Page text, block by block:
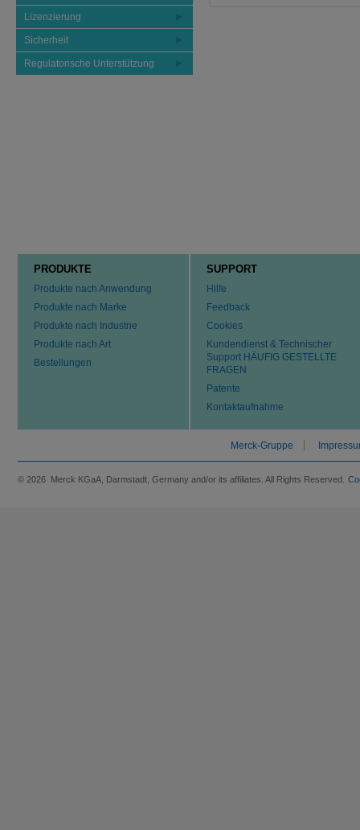
Lizenzierung
Sicherheit
Regulatorische Unterstützung
PRODUKTE
Produkte nach Anwendung
Produkte nach Marke
Produkte nach Industrie
Produkte nach Art
Bestellungen
SUPPORT
Hilfe
Feedback
Cookies
Kundendienst & Technischer
Support HÄUFIG GESTELLTE
FRAGEN
Patente
Kontaktaufnahme
Merck-Gruppe
© 2026 Merck KGaA, Darmstadt, Germany and/or its affiliates. All Rights Reserved.